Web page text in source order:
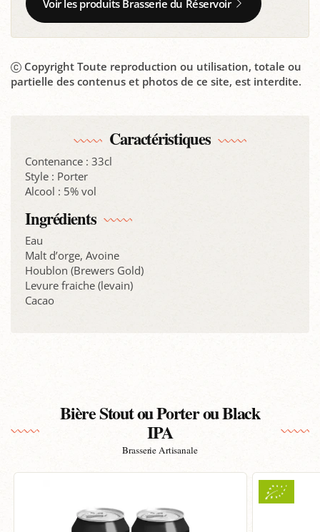
Voir les produits Brasserie du Réservoir
Copyright Toute reproduction ou utilisation, totale ou
partielle des contenus et photos de ce site, est interdite.
Caractéristiques
Contenance : 33cl
Style : Porter
Alcool : 5% vol
Ingrédients
Eau
Malt d’orge, Avoine
Houblon (Brewers Gold)
Levure fraiche (levain)
Cacao
Bière Stout ou Porter ou Black
IPA
Brasserie Artisanale